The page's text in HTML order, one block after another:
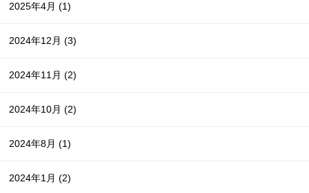
2025年4月(1)
2024年12月(3)
2024年11月(2)
2024年10月(2)
2024年8月(1)
2024年1月(2)